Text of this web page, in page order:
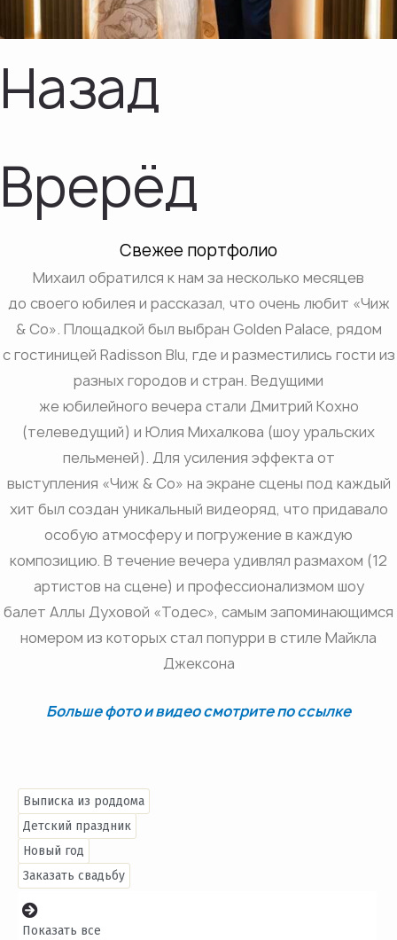
Назад
Врерёд
Свежее портфолио
Михаил обратился к нам за несколько месяцев
до своего юбилея и рассказал, что очень любит «Чиж
& Со». Площадкой был выбран Golden Palace, рядом
с гостиницей Radisson Blu, где и разместились гости из
разных городов и стран. Ведущими
же юбилейного вечера стали Дмитрий Кохно
(телеведущий) и Юлия Михалкова (шоу уральских
пельменей). Для усиления эффекта от
выступления «Чиж & Со» на экране сцены под каждый
хит был создан уникальный видеоряд, что придавало
особую атмосферу и погружение в каждую
композицию. В течение вечера удивлял размахом (12
артистов на сцене) и профессионализмом шоу
балет Аллы Духовой «Тодес», самым запоминающимся
номером из которых стал попурри в стиле Майкла
Джексона
Больше фото и видео смотрите по ссылке
Выписка из роддома
Детский праздник
Новый год
Заказать свадьбу
Показать все